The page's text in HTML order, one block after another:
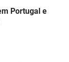
Portugal e